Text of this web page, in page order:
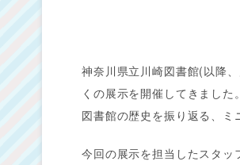
神奈川県立川崎図書館(以降
くの展示を開催してきまし
図書館の歴史を振り返る、ミ
今回の展示を担当したスタ